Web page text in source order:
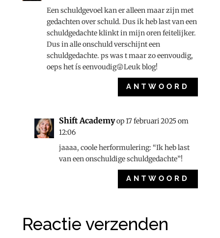
Een schuldgevoel kan er alleen maar zijn met
gedachten over schuld. Dus ik heb last van een
schuldgedachte klinkt in mijn oren feitelijker.
Dus in alle onschuld verschijnt een
schuldgedachte. ps was t maar zo eenvoudig,
oeps het ís eenvoudig😜Leuk blog!
ANTWOORD
Shift Academyop 17 februari 2025 om
12:06
jaaaa, coole herformulering: “Ik heb last
van een onschuldige schuldgedachte”!
ANTWOORD
Reactie verzenden